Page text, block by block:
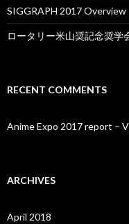
SIGGRAPH 2017 Overview
ロータリー米山奨記念奨学
RECENT COMMENTS
Anime Expo 2017 report –
ARCHIVES
April 2018